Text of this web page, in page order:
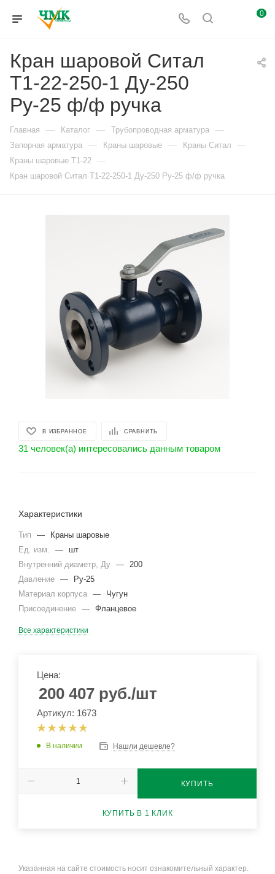
0
Кран шаровой Cитал
T1-22-250-1 Ду-250
Ру-25 ф/ф ручка
Главная — Каталог — Трубопроводная арматура —
Запорная арматура — Краны шаровые — Краны Ситал —
Краны шаровые T1-22 —
Кран шаровой Cитал T1-22-250-1 Ду-250 Ру-25 ф/ф ручка
В ИЗБРАННОЕ СРАВНИТЬ
31 человек(а) интересовались данным товаром
Характеристики
Тип —
Краны шаровые
Ед. изм.
—
шт
Внутренний диаметр, Ду — 200
Давление —
Ру-25
Материал корпуса —
Чугун
Присоединение — Фланцевое
Все характеристики
Цена:
200 407 руб./шт
Артикул: 1673
В наличии Нашли дешевле?
КУПИТЬ
КУПИТЬ В 1 КЛИК
Указанная на сайте стоимость носит ознакомительный характер.